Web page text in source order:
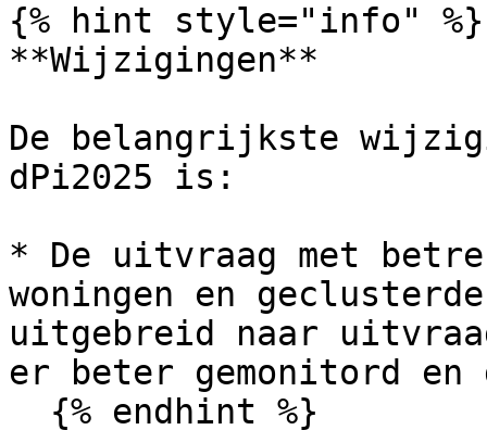
{% hint style="info" %}
**Wijzigingen**
De belangrijkste
dPi2025 is:
* De uitvraag met
woningen en
uitgebreid naar
er beter gemonitord en